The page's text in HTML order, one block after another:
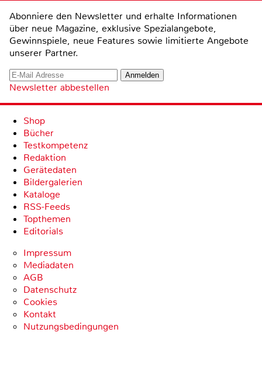
Abonniere den Newsletter und erhalte Informationen
über neue Magazine, exklusive Spezialangebote,
Gewinnspiele, neue Features sowie limitierte Angebote
unserer Partner.
Newsletter abbestellen
Shop
Bücher
Testkompetenz
Redaktion
Gerätedaten
Bildergalerien
Kataloge
RSS-Feeds
Topthemen
Editorials
Impressum
Mediadaten
AGB
Datenschutz
Cookies
Kontakt
Nutzungsbedingungen